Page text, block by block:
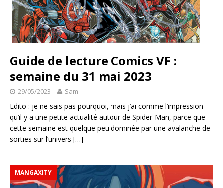
Guide de lecture Comics VF :
semaine du 31 mai 2023
29/05/2023 Sam
Edito : je ne sais pas pourquoi, mais j’ai comme l’impression
qu’il y a une petite actualité autour de Spider-Man, parce que
cette semaine est quelque peu dominée par une avalanche de
sorties sur l’univers […]
MANGAXITY